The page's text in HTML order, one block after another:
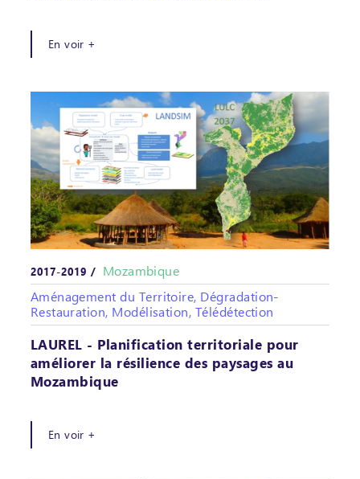
En voir +
2017-2019 / Mozambique
Aménagement du Territoire, Dégradation-
Restauration, Modélisation, Télédétection
LAUREL - Planification territoriale pour
améliorer la résilience des paysages au
Mozambique
En voir +